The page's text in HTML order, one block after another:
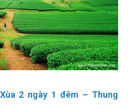
2 ngày 1 đêm – Thung